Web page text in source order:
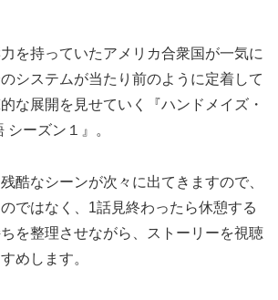
を持っていたアメリカ合衆国が一気に
システムが当たり前のように定着して
な展開を見せていく『ハンドメイズ・
シーズン１』。
酷なシーンが次々に出てきますので、
ではなく、1話見終わったら休憩する
を整理させながら、ストーリーを視聴
めします。